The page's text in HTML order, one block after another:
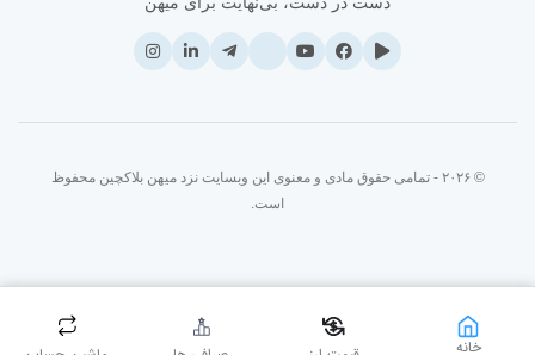
خانه
© ۲۰۲۶ - تمامی حقوق مادی و معنوی این وبسایت نزد میهن بلاکچین محفوظ
است.